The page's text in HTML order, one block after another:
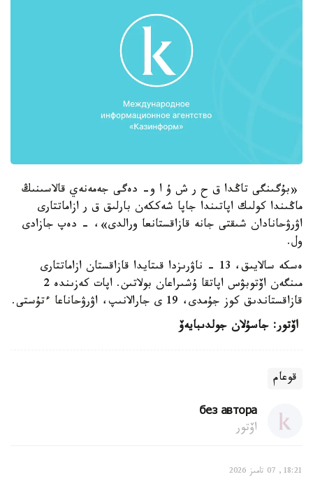
«بۇگىنگى تاڭدا ق ح ر ش ۇ ا و- دەگى جەمەنەي قالاسىنىڭ
ماڭىندا كولىك اپاتىندا جاپا شەككەن بارلىق ق ر ازاماتتارى
اۋرۋحانادان شىقتى جانە قازاقستانعا ورالدى»، - دەپ جازادى
ول.
ەسكە سالايىق، 13 - ناۋرىزدا قىتايدا قازاقستان ازاماتتارى
مىنگەن اۆتوبۋس اپاتقا ۇشىراعان بولاتىن. اپات كەزىندە 2
قازاقستاندىق كوز جۇمدى، 19 ى جارالانىپ، اۋرۋحاناعا ءتۇستى.
اۆتور: جاسۇلان جولدىبايەۆ
قوعام
без автора
اۆتور
18:21, 07 تامىز 2026